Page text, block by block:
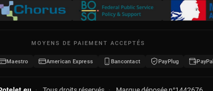
MOYENS DE PAIEMENT ACCEPTÉS
Maestro American Express Bancontact PayPlug PayPal